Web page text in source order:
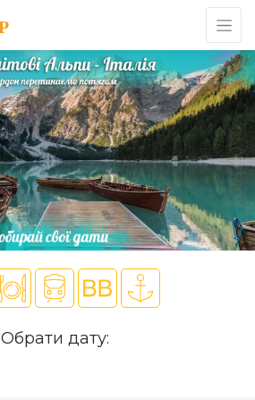
Обрати дату: